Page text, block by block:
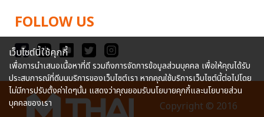
FOLLOW US
Copyright © 2016
เว็บไซต์นี้ใช้คุกกี้
เพื่อการนำเสนอเนื้อหาที่ดี รวมถึงการจัดการข้อมูลส่วนบุคคล เพื่อให้คุณได้รับ
ประสบการณ์ที่ดีบนบริการของเว็บไซต์เรา หากคุณใช้บริการเว็บไซต์นี้ต่อไปโดย
ไม่มีการปรับตั้งค่าใดๆนั้น แสดงว่าคุณยอมรับนโยบายคุกกี้และนโยบายส่วน
บุคคลของเรา